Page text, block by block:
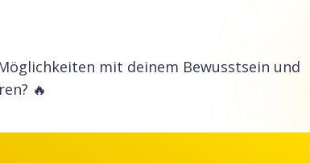
mit deinem Bewusstsein und
🔥